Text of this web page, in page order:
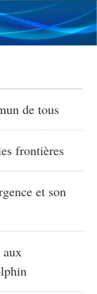
de tous
frontières
et son
aux